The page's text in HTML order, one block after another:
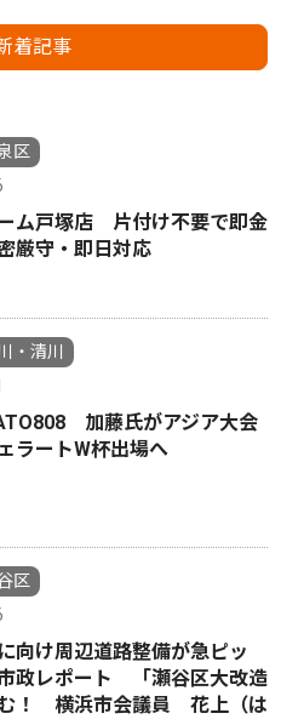
着記事
区
ム戸塚店 片付け不要で即金
厳守・即日対応
・清川
加藤氏がアジア大会
ラートW杯出場へ
区
向け周辺道路整備が急ピッ
政レポート 「瀬谷区大改造
！ 横浜市会議員 花上（は